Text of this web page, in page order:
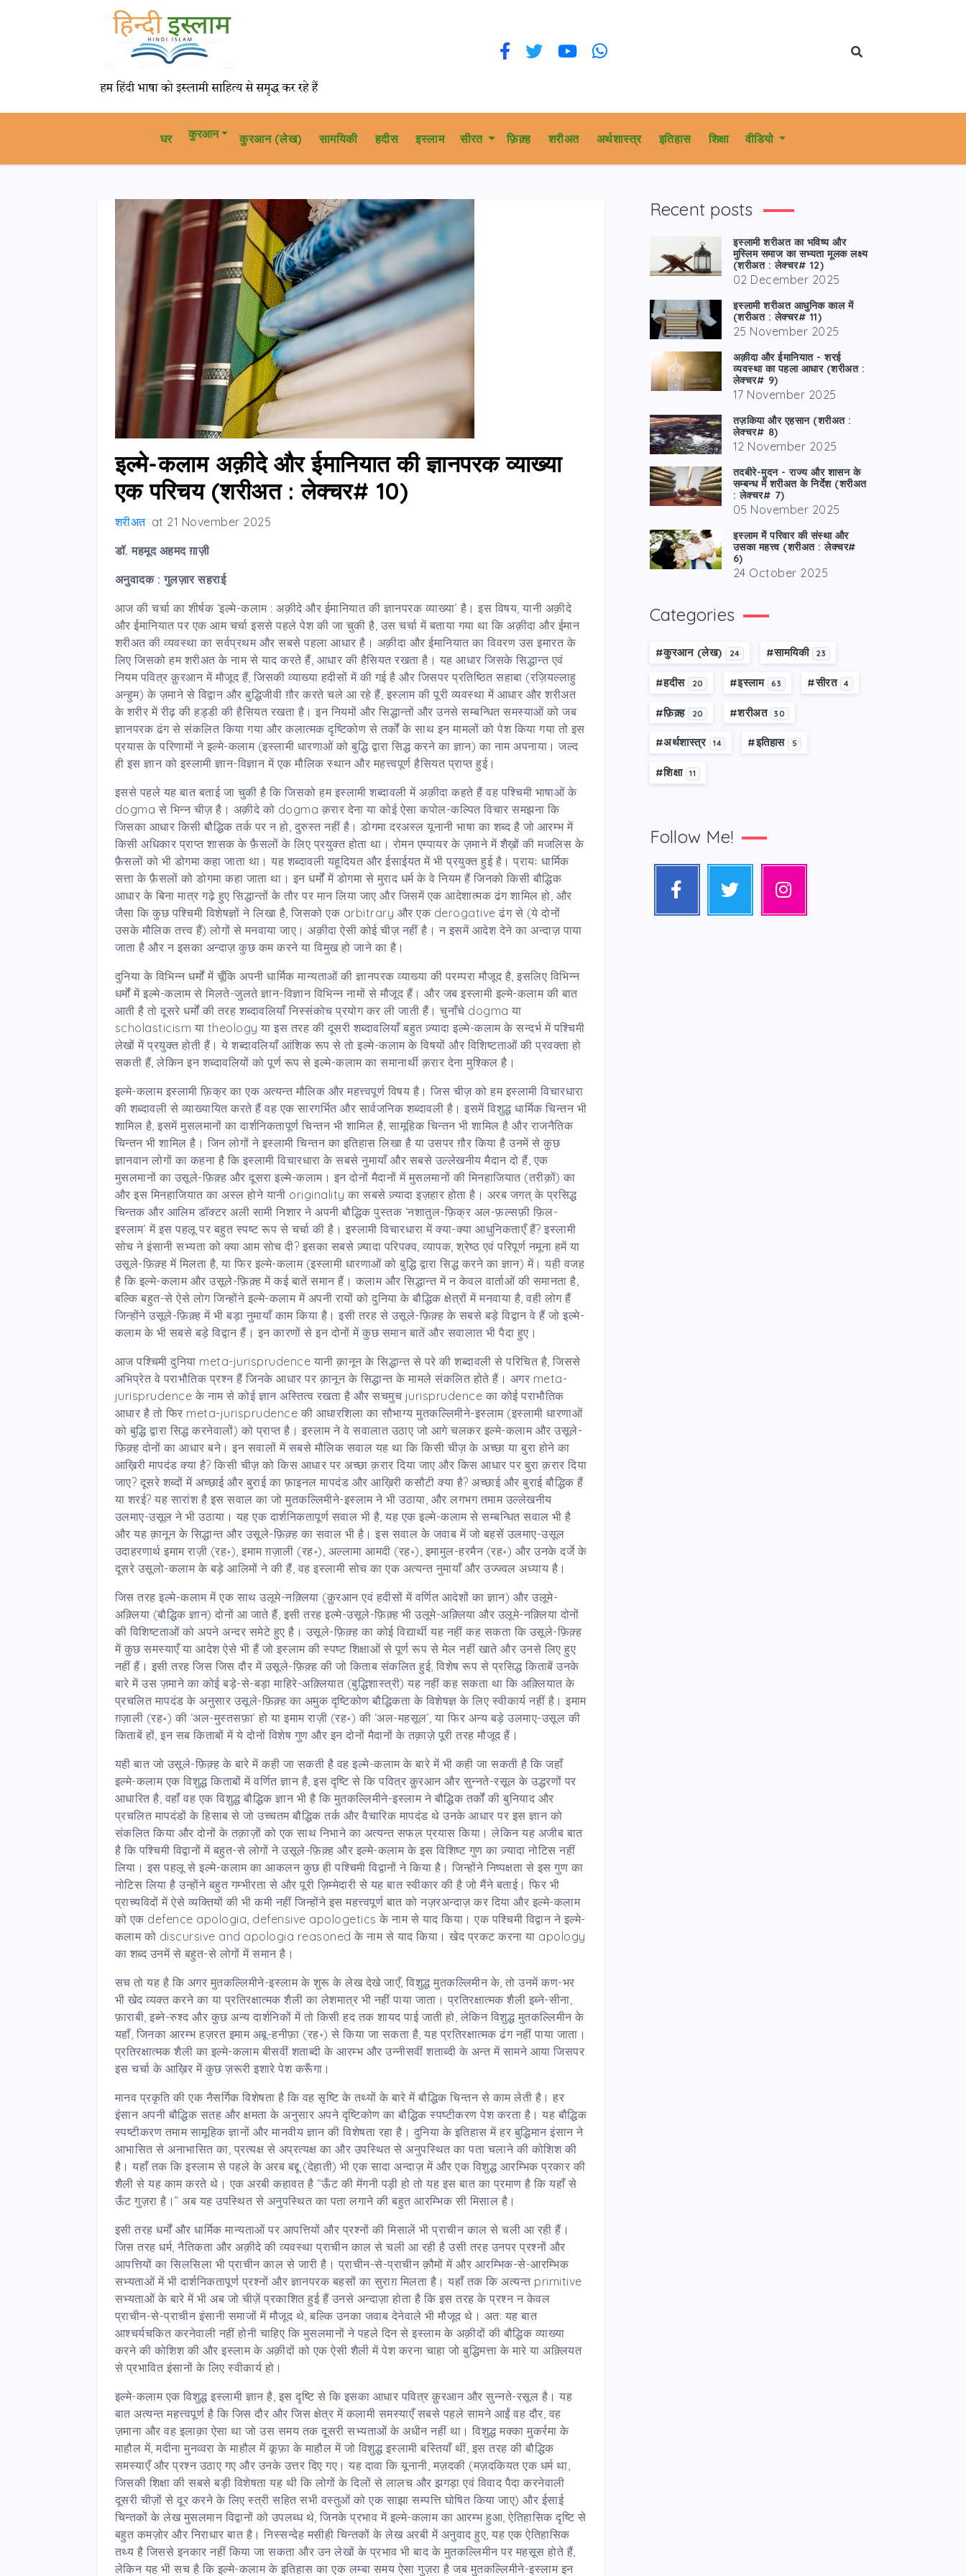
घर कुरआन कु़रआन (लेख) सामयिकी हदीस इस्लाम सीरत फ़िक़्ह शरीअत अर्थशास्त्र इतिहास शिक्षा वीडियो
इल्मे-कलाम अक़ीदे और ईमानियात की ज्ञानपरक व्याख्या
एक परिचय (शरीअत : लेक्चर# 10)
शरीअत at 21 November 2025
डॉ. महमूद अहमद ग़ाज़ी
अनुवादक : गुलज़ार सहराई
आज की चर्चा का शीर्षक ‘इल्मे-कलाम : अक़ीदे और ईमानियात की ज्ञानपरक व्याख्या’ है। इस विषय, यानी अक़ीदे
और ईमानियात पर एक आम चर्चा इससे पहले पेश की जा चुकी है, उस चर्चा में बताया गया था कि अक़ीदा और ईमान
शरीअत की व्यवस्था का सर्वप्रथम और सबसे पहला आधार है। अक़ीदा और ईमानियात का विवरण उस इमारत के
लिए जिसको हम शरीअत के नाम से याद करते हैं, आधार की हैसियत रखता है। यह आधार जिसके सिद्धान्त एवं
नियम पवित्र क़ुरआन में मौजूद हैं, जिसकी व्याख्या हदीसों में की गई है और जिसपर प्रतिष्ठित सहाबा (रज़ियल्लाहु
अन्हुम) के ज़माने से विद्वान और बुद्धिजीवी ग़ौर करते चले आ रहे हैं, इस्लाम की पूरी व्यवस्था में आधार और शरीअत
के शरीर में रीढ़ की हड्डी की हैसियत रखता है। इन नियमों और सिद्धान्तों और उनसे सम्बन्धित समस्याओं को जब
ज्ञानपरक ढंग से संकलित किया गया और कलात्मक दृष्टिकोण से तर्कों के साथ इन मामलों को पेश किया गया तो इस
प्रयास के परिणामों ने इल्मे-कलाम (इस्लामी धारणाओं को बुद्धि द्वारा सिद्ध करने का ज्ञान) का नाम अपनाया। जल्द
ही इस ज्ञान को इस्लामी ज्ञान-विज्ञान में एक मौलिक स्थान और महत्त्वपूर्ण हैसियत प्राप्त हुई।
इससे पहले यह बात बताई जा चुकी है कि जिसको हम इस्लामी शब्दावली में अक़ीदा कहते हैं वह पश्चिमी भाषाओं के
dogma से भिन्न चीज़ है। अक़ीदे को dogma क़रार देना या कोई ऐसा कपोल-कल्पित विचार समझना कि
जिसका आधार किसी बौद्धिक तर्क पर न हो, दुरुस्त नहीं है। डोगमा दरअस्ल यूनानी भाषा का शब्द है जो आरम्भ में
किसी अधिकार प्राप्त शासक के फ़ैसलों के लिए प्रयुक्त होता था। रोमन एम्पायर के ज़माने में शैख़ों की मजलिस के
फ़ैसलों को भी डोगमा कहा जाता था। यह शब्दावली यहूदियत और ईसाईयत में भी प्रयुक्त हुई है। प्रायः धार्मिक
सत्ता के फ़ैसलों को डोगमा कहा जाता था। इन धर्मों में डोगमा से मुराद धर्म के वे नियम हैं जिनको किसी बौद्धिक
आधार के बिना मात्र गढ़े हुए सिद्धान्तों के तौर पर मान लिया जाए और जिसमें एक आदेशात्मक ढंग शामिल हो, और
जैसा कि कुछ पश्चिमी विशेषज्ञों ने लिखा है, जिसको एक arbitrary और एक derogative ढंग से (ये दोनों
उसके मौलिक तत्त्व हैं) लोगों से मनवाया जाए। अक़ीदा ऐसी कोई चीज़ नहीं है। न इसमें आदेश देने का अन्दाज़ पाया
जाता है और न इसका अन्दाज़ कुछ कम करने या विमुख हो जाने का है।
दुनिया के विभिन्न धर्मों में चूँकि अपनी धार्मिक मान्यताओं की ज्ञानपरक व्याख्या की परम्परा मौजूद है, इसलिए विभिन्न
धर्मों में इल्मे-कलाम से मिलते-जुलते ज्ञान-विज्ञान विभिन्न नामों से मौजूद हैं। और जब इस्लामी इल्मे-कलाम की बात
आती है तो दूसरे धर्मों की तरह शब्दावलियाँ निस्संकोच प्रयोग कर ली जाती हैं। चुनाँचे dogma या
scholasticism या theology या इस तरह की दूसरी शब्दावलियाँ बहुत ज़्यादा इल्मे-कलाम के सन्दर्भ में पश्चिमी
लेखों में प्रयुक्त होती हैं। ये शब्दावलियाँ आंशिक रूप से तो इल्मे-कलाम के विषयों और विशिष्टताओं की प्रवक्ता हो
सकती हैं, लेकिन इन शब्दावलियों को पूर्ण रूप से इल्मे-कलाम का समानार्थी क़रार देना मुश्किल है।
इल्मे-कलाम इस्लामी फ़िक्र का एक अत्यन्त मौलिक और महत्त्वपूर्ण विषय है। जिस चीज़ को हम इस्लामी विचारधारा
की शब्दावली से व्याख्यायित करते हैं वह एक सारगर्भित और सार्वजनिक शब्दावली है। इसमें विशुद्ध धार्मिक चिन्तन भी
शामिल है, इसमें मुसलमानों का दार्शनिकतापूर्ण चिन्तन भी शामिल है, सामूहिक चिन्तन भी शामिल है और राजनैतिक
चिन्तन भी शामिल है। जिन लोगों ने इस्लामी चिन्तन का इतिहास लिखा है या उसपर ग़ौर किया है उनमें से कुछ
ज्ञानवान लोगों का कहना है कि इस्लामी विचारधारा के सबसे नुमायाँ और सबसे उल्लेखनीय मैदान दो हैं, एक
मुसलमानों का उसूले-फ़िक़्ह और दूसरा इल्मे-कलाम। इन दोनों मैदानों में मुसलमानों की मिनहाजियात (तरीक़ों) का
और इस मिनहाजियात का अस्ल होने यानी originality का सबसे ज़्यादा इज़हार होता है। अरब जगत् के प्रसिद्ध
चिन्तक और आलिम डॉक्टर अली सामी निशार ने अपनी बौद्धिक पुस्तक ‘नशातुल-फ़िक्र अल-फ़ल्सफ़ी फ़िल-
इस्लाम’ में इस पहलू पर बहुत स्पष्ट रूप से चर्चा की है। इस्लामी विचारधारा में क्या-क्या आधुनिकताएँ हैं? इस्लामी
सोच ने इंसानी सभ्यता को क्या आम सोच दी? इसका सबसे ज़्यादा परिपक्व, व्यापक, श्रेष्ठ एवं परिपूर्ण नमूना हमें या
उसूले-फ़िक़्ह में मिलता है, या फिर इल्मे-कलाम (इस्लामी धारणाओं को बुद्धि द्वारा सिद्ध करने का ज्ञान) में। यही वजह
है कि इल्मे-कलाम और उसूले-फ़िक़्ह में कई बातें समान हैं। कलाम और सिद्धान्त में न केवल वार्ताओं की समानता है,
बल्कि बहुत-से ऐसे लोग जिन्होंने इल्मे-कलाम में अपनी रायों को दुनिया के बौद्धिक क्षेत्रों में मनवाया है, वही लोग हैं
जिन्होंने उसूले-फ़िक़्ह में भी बड़ा नुमायाँ काम किया है। इसी तरह से उसूले-फ़िक़्ह के सबसे बड़े विद्वान वे हैं जो इल्मे-
कलाम के भी सबसे बड़े विद्वान हैं। इन कारणों से इन दोनों में कुछ समान बातें और सवालात भी पैदा हुए।
आज पश्चिमी दुनिया meta-jurisprudence यानी क़ानून के सिद्धान्त से परे की शब्दावली से परिचित है, जिससे
अभिप्रेत वे पराभौतिक प्रश्न हैं जिनके आधार पर क़ानून के सिद्धान्त के मामले संकलित होते हैं। अगर meta-
jurisprudence के नाम से कोई ज्ञान अस्तित्व रखता है और सचमुच jurisprudence का कोई पराभौतिक
आधार है तो फिर meta-jurisprudence की आधारशिला का सौभाग्य मुतकल्लिमीने-इस्लाम (इस्लामी धारणाओं
को बुद्धि द्वारा सिद्ध करनेवालों) को प्राप्त है। इस्लाम ने वे सवालात उठाए जो आगे चलकर इल्मे-कलाम और उसूले-
फ़िक़्ह दोनों का आधार बने। इन सवालों में सबसे मौलिक सवाल यह था कि किसी चीज़ के अच्छा या बुरा होने का
आख़िरी मापदंड क्या है? किसी चीज़ को किस आधार पर अच्छा क़रार दिया जाए और किस आधार पर बुरा क़रार दिया
जाए? दूसरे शब्दों में अच्छाई और बुराई का फ़ाइनल मापदंड और आख़िरी कसौटी क्या है? अच्छाई और बुराई बौद्धिक हैं
या शरई? यह सारांश है इस सवाल का जो मुतकल्लिमीने-इस्लाम ने भी उठाया, और लगभग तमाम उल्लेखनीय
उलमाए-उसूल ने भी उठाया। यह एक दार्शनिकतापूर्ण सवाल भी है, यह एक इल्मे-कलाम से सम्बन्धित सवाल भी है
और यह क़ानून के सिद्धान्त और उसूले-फ़िक़्ह का सवाल भी है। इस सवाल के जवाब में जो बहसें उलमाए-उसूल
उदाहरणार्थ इमाम राज़ी (रह॰), इमाम ग़ज़ाली (रह॰), अल्लामा आमदी (रह॰), इमामुल-हरमैन (रह॰) और उनके दर्जे के
दूसरे उसूलो-कलाम के बड़े आलिमों ने की हैं, वह इस्लामी सोच का एक अत्यन्त नुमायाँ और उज्ज्वल अध्याय है।
जिस तरह इल्मे-कलाम में एक साथ उलूमे-नक़्लिया (क़ुरआन एवं हदीसों में वर्णित आदेशों का ज्ञान) और उलूमे-
अक़्लिया (बौद्धिक ज्ञान) दोनों आ जाते हैं, इसी तरह इल्मे-उसूले-फ़िक़्ह भी उलूमे-अक़्लिया और उलूमे-नक़्लिया दोनों
की विशिष्टताओं को अपने अन्दर समेटे हुए है। उसूले-फ़िक़्ह का कोई विद्यार्थी यह नहीं कह सकता कि उसूले-फ़िक़्ह
में कुछ समस्याएँ या आदेश ऐसे भी हैं जो इस्लाम की स्पष्ट शिक्षाओं से पूर्ण रूप से मेल नहीं खाते और उनसे लिए हुए
नहीं हैं। इसी तरह जिस जिस दौर में उसूले-फ़िक़्ह की जो किताब संकलित हुई, विशेष रूप से प्रसिद्ध किताबें उनके
बारे में उस ज़माने का कोई बड़े-से-बड़ा माहिरे-अक़्लियात (बुद्धिशास्त्री) यह नहीं कह सकता था कि अक़्लियात के
प्रचलित मापदंड के अनुसार उसूले-फ़िक़्ह का अमुक दृष्टिकोण बौद्धिकता के विशेषज्ञ के लिए स्वीकार्य नहीं है। इमाम
ग़ज़ाली (रह॰) की ‘अल-मुस्तसफ़ा’ हो या इमाम राज़ी (रह॰) की ‘अल-महसूल’, या फिर अन्य बड़े उलमाए-उसूल की
किताबें हों, इन सब किताबों में ये दोनों विशेष गुण और इन दोनों मैदानों के तक़ाज़े पूरी तरह मौजूद हैं।
यही बात जो उसूले-फ़िक़्ह के बारे में कही जा सकती है वह इल्मे-कलाम के बारे में भी कही जा सकती है कि जहाँ
इल्मे-कलाम एक विशुद्ध किताबों में वर्णित ज्ञान है, इस दृष्टि से कि पवित्र क़ुरआन और सुन्नते-रसूल के उद्धरणों पर
आधारित है, वहाँ वह एक विशुद्ध बौद्धिक ज्ञान भी है कि मुतकल्लिमीने-इस्लाम ने बौद्धिक तर्कों की बुनियाद और
प्रचलित मापदंडों के हिसाब से जो उच्चतम बौद्धिक तर्क और वैचारिक मापदंड थे उनके आधार पर इस ज्ञान को
संकलित किया और दोनों के तक़ाज़ों को एक साथ निभाने का अत्यन्त सफल प्रयास किया। लेकिन यह अजीब बात
है कि पश्चिमी विद्वानों में बहुत-से लोगों ने उसूले-फ़िक़्ह और इल्मे-कलाम के इस विशिष्ट गुण का ज़्यादा नोटिस नहीं
लिया। इस पहलू से इल्मे-कलाम का आकलन कुछ ही पश्चिमी विद्वानों ने किया है। जिन्होंने निष्पक्षता से इस गुण का
नोटिस लिया है उन्होंने बहुत गम्भीरता से और पूरी ज़िम्मेदारी से यह बात स्वीकार की है जो मैंने बताई। फिर भी
प्राच्यविदों में ऐसे व्यक्तियों की भी कमी नहीं जिन्होंने इस महत्त्वपूर्ण बात को नज़रअन्दाज़ कर दिया और इल्मे-कलाम
को एक defence apologia, defensive apologetics के नाम से याद किया। एक पश्चिमी विद्वान ने इल्मे-
कलाम को discursive and apologia reasoned के नाम से याद किया। खेद प्रकट करना या apology
का शब्द उनमें से बहुत-से लोगों में समान है।
सच तो यह है कि अगर मुतकल्लिमीने-इस्लाम के शुरू के लेख देखे जाएँ, विशुद्ध मुतकल्लिमीन के, तो उनमें कण-भर
भी खेद व्यक्त करने का या प्रतिरक्षात्मक शैली का लेशमात्र भी नहीं पाया जाता। प्रतिरक्षात्मक शैली इब्ने-सीना,
फ़ाराबी, इब्ने-रुश्द और कुछ अन्य दार्शनिकों में तो किसी हद तक शायद पाई जाती हो, लेकिन विशुद्ध मुतकल्लिमीन के
यहाँ, जिनका आरम्भ हज़रत इमाम अबू-हनीफ़ा (रह॰) से किया जा सकता है, यह प्रतिरक्षात्मक ढंग नहीं पाया जाता।
प्रतिरक्षात्मक शैली का इल्मे-कलाम बीसवीं शताब्दी के आरम्भ और उन्नीसवीं शताब्दी के अन्त में सामने आया जिसपर
इस चर्चा के आख़िर में कुछ ज़रूरी इशारे पेश करूँगा।
मानव प्रकृति की एक नैसर्गिक विशेषता है कि वह सृष्टि के तथ्यों के बारे में बौद्धिक चिन्तन से काम लेती है। हर
इंसान अपनी बौद्धिक सतह और क्षमता के अनुसार अपने दृष्टिकोण का बौद्धिक स्पष्टीकरण पेश करता है। यह बौद्धिक
स्पष्टीकरण तमाम सामूहिक ज्ञानों और मानवीय ज्ञान की विशेषता रहा है। दुनिया के इतिहास में हर बुद्धिमान इंसान ने
आभासित से अनाभासित का, प्रत्यक्ष से अप्रत्यक्ष का और उपस्थित से अनुपस्थित का पता चलाने की कोशिश की
है। यहाँ तक कि इस्लाम से पहले के अरब बद्दू (देहाती) भी एक सादा अन्दाज़ में और एक विशुद्ध आरम्भिक प्रकार की
शैली से यह काम करते थे। एक अरबी कहावत है “ऊँट की मेंगनी पड़ी हो तो यह इस बात का प्रमाण है कि यहाँ से
ऊँट गुज़रा है।” अब यह उपस्थित से अनुपस्थित का पता लगाने की बहुत आरम्भिक सी मिसाल है।
इसी तरह धर्मों और धार्मिक मान्यताओं पर आपत्तियों और प्रश्नों की मिसालें भी प्राचीन काल से चली आ रही हैं।
जिस तरह धर्म, नैतिकता और अक़ीदे की व्यवस्था प्राचीन काल से चली आ रही है उसी तरह उनपर प्रश्नों और
आपत्तियों का सिलसिला भी प्राचीन काल से जारी है। प्राचीन-से-प्राचीन क़ौमों में और आरम्भिक-से-आरम्भिक
सभ्यताओं में भी दार्शनिकतापूर्ण प्रश्नों और ज्ञानपरक बहसों का सुराग़ मिलता है। यहाँ तक कि अत्यन्त primitive
सभ्यताओं के बारे में भी अब जो चीज़ें प्रकाशित हुई हैं उनसे अन्दाज़ा होता है कि इस तरह के प्रश्न न केवल
प्राचीन-से-प्राचीन इंसानी समाजों में मौजूद थे, बल्कि उनका जवाब देनेवाले भी मौजूद थे। अत: यह बात
आश्चर्यचकित करनेवाली नहीं होनी चाहिए कि मुसलमानों ने पहले दिन से इस्लाम के अक़ीदों की बौद्धिक व्याख्या
करने की कोशिश की और इस्लाम के अक़ीदों को एक ऐसी शैली में पेश करना चाहा जो बुद्धिमत्ता के मारे या अक़्लियत
से प्रभावित इंसानों के लिए स्वीकार्य हो।
इल्मे-कलाम एक विशुद्ध इस्लामी ज्ञान है, इस दृष्टि से कि इसका आधार पवित्र क़ुरआन और सुन्नते-रसूल है। यह
बात अत्यन्त महत्त्वपूर्ण है कि जिस दौर और जिस क्षेत्र में कलामी समस्याएँ सबसे पहले सामने आईं वह दौर, वह
ज़माना और वह इलाक़ा ऐसा था जो उस समय तक दूसरी सभ्यताओं के अधीन नहीं था। विशुद्ध मक्का मुकर्रमा के
माहौल में, मदीना मुनव्वरा के माहौल में कूफ़ा के माहौल में जो विशुद्ध इस्लामी बस्तियाँ थीं, इस तरह की बौद्धिक
समस्याएँ और प्रश्न उठाए गए और उनके उत्तर दिए गए। यह दावा कि यूनानी, मज़दकी (मज़दकियत एक धर्म था,
जिसकी शिक्षा की सबसे बड़ी विशेषता यह थी कि लोगों के दिलों से लालच और झगड़ा एवं विवाद पैदा करनेवाली
दूसरी चीज़ों से दूर करने के लिए स्त्री सहित सभी वस्तुओं को एक साझा सम्पत्ति घोषित किया जाए) और ईसाई
चिन्तकों के लेख मुसलमान विद्वानों को उपलब्ध थे, जिनके प्रभाव में इल्मे-कलाम का आरम्भ हुआ, ऐतिहासिक दृष्टि से
बहुत कमज़ोर और निराधार बात है। निस्सन्देह मसीही चिन्तकों के लेख अरबी में अनुवाद हुए, यह एक ऐतिहासिक
तथ्य है जिससे इनकार नहीं किया जा सकता और उन लेखों के प्रभाव भी बाद के मुतकल्लिमीन पर महसूस होते हैं,
लेकिन यह भी सच है कि इल्मे-कलाम के इतिहास का एक लम्बा समय ऐसा गुज़रा है जब मुतकल्लिमीने-इस्लाम इन
Recent posts
इस्लामी शरीअत का भविष्य और
मुस्लिम समाज का सभ्यता मूलक लक्ष्य
(शरीअत : लेक्चर# 12)
02 December 2025
इस्लामी शरीअत आधुनिक काल में
(शरीअत : लेक्चर# 11)
25 November 2025
अक़ीदा और ईमानियात - शरई
व्यवस्था का पहला आधार (शरीअत :
लेक्चर# 9)
17 November 2025
तज़किया और एहसान (शरीअत :
लेक्चर# 8)
12 November 2025
तदबीरे-मुदन - राज्य और शासन के
सम्बन्ध में शरीअत के निर्देश (शरीअत
: लेक्चर# 7)
05 November 2025
इस्लाम में परिवार की संस्था और
उसका महत्त्व (शरीअत : लेक्चर#
6)
24 October 2025
Categories
#कु़रआन (लेख) 24 #सामयिकी 23
#हदीस 20 #इस्लाम 63 #सीरत 4
#फ़िक़्ह 20 #शरीअत 30
#अर्थशास्त्र 14 #इतिहास 5
#शिक्षा 11
Follow Me!